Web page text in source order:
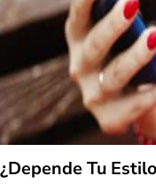
¿Depende Tu